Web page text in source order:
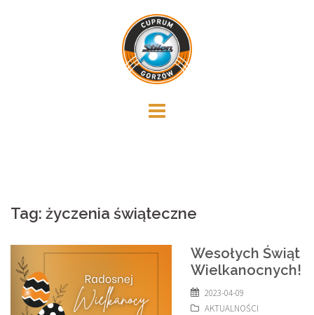
Tag: życzenia świąteczne
Wesołych Świąt
Wielkanocnych!
2023-04-09
AKTUALNOŚCI